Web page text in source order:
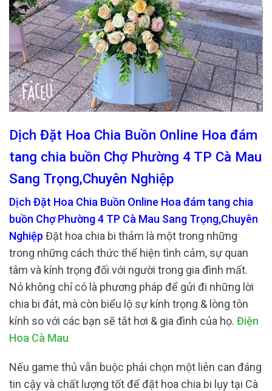
Dịch Đặt Hoa Chia Buồn Online Hoa đám
tang chia buồn Chợ Phường 4 TP Cà Mau
Sang Trọng,Chuyên Nghiệp
Dịch Đặt Hoa Chia Buồn Online Hoa đám tang chia
buồn Chợ Phường 4 TP Cà Mau Sang Trọng,Chuyên
Nghiệp Đặt hoa chia bi thảm là một trong những
trong những cách thức thể hiện tình cảm, sự quan
tâm và kính trọng đối với người trong gia đình mất.
Nó không chỉ có là phương pháp để gửi đi những lời
chia bi đát, mà còn biểu lộ sự kính trọng & lòng tôn
kính so với các bạn sẽ tắt hơi & gia đình của họ. Điện
Hoa Cà Mau
Nếu game thủ vẫn buộc phải chọn một liên can đáng
tin cậy và chất lượng tốt để đặt hoa chia bi lụy tại Cà